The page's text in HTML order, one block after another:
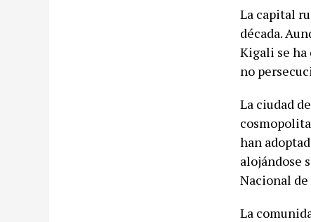
La capital
década.
Kigali se
no
La ciudad
han
alojándose
Nacional
La